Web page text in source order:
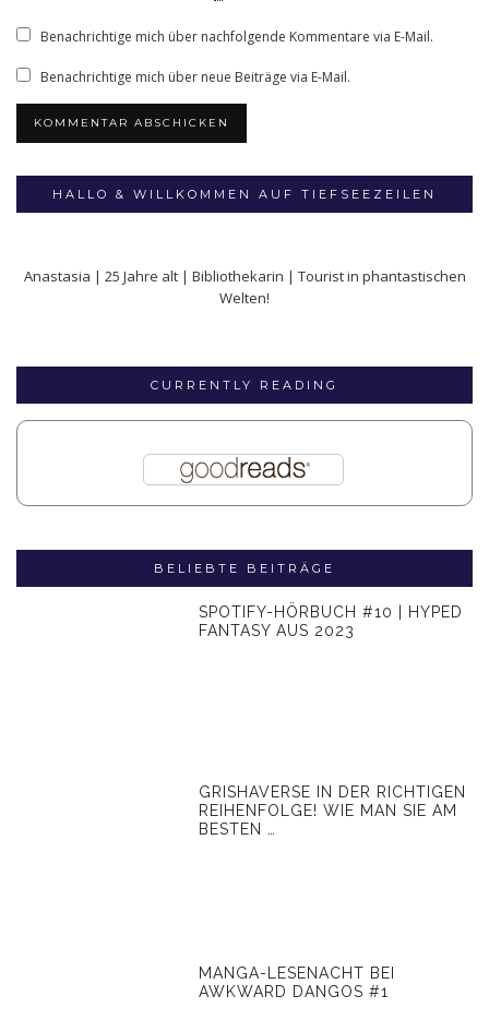
Benachrichtige mich über nachfolgende Kommentare via E-Mail.
Benachrichtige mich über neue Beiträge via E-Mail.
HALLO & WILLKOMMEN AUF TIEFSEEZEILEN
Anastasia | 25 Jahre alt | Bibliothekarin | Tourist in phantastischen
Welten!
CURRENTLY READING
BELIEBTE BEITRÄGE
SPOTIFY-HÖRBUCH #10 | HYPED
FANTASY AUS 2023
GRISHAVERSE IN DER RICHTIGEN
REIHENFOLGE! WIE MAN SIE AM
BESTEN …
MANGA-LESENACHT BEI
AWKWARD DANGOS #1